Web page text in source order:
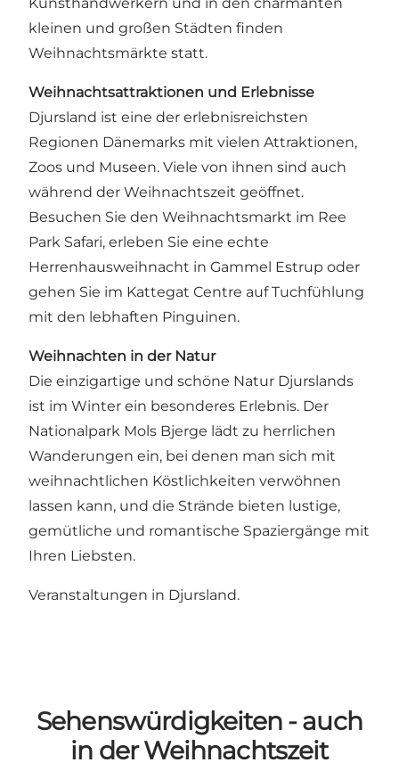
kleinen und großen Städten finden
Weihnachtsmärkte statt.
Weihnachtsattraktionen und Erlebnisse
Djursland ist eine der erlebnisreichsten
Regionen Dänemarks mit vielen Attraktionen,
Zoos und Museen. Viele von ihnen sind auch
während der Weihnachtszeit geöffnet.
Besuchen Sie den Weihnachtsmarkt im Ree
Park Safari, erleben Sie eine echte
Herrenhausweihnacht in Gammel Estrup oder
gehen Sie im Kattegat Centre auf Tuchfühlung
mit den lebhaften Pinguinen.
Weihnachten in der Natur
Die einzigartige und schöne Natur Djurslands
ist im Winter ein besonderes Erlebnis. Der
Nationalpark Mols Bjerge lädt zu herrlichen
Wanderungen ein, bei denen man sich mit
weihnachtlichen Köstlichkeiten verwöhnen
lassen kann, und die Strände bieten lustige,
gemütliche und romantische Spaziergänge mit
Ihren Liebsten.
Veranstaltungen in Djursland.
Sehenswürdigkeiten - auch
in der Weihnachtszeit